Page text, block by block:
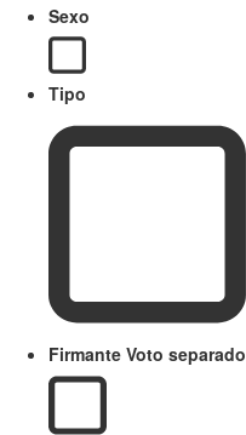
Sexo
Tipo
Firmante Voto separado